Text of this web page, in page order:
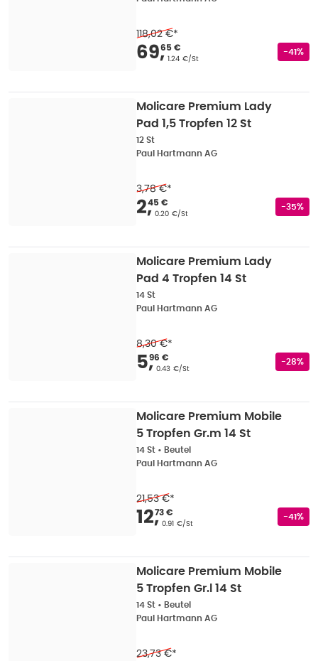
118,02 €*
Verkaufspreis
69,
65 €
Grundpreis
1.24 €/St
-41%
Molicare Premium Lady
Pad 1,5 Tropfen 12 St
12 St
Paul Hartmann AG
3,78 €*
Verkaufspreis 2,45
2,
45 €
Grundpreis
0.20 €/St
-35%
Molicare Premium Lady
Pad 4 Tropfen 14 St
14 St
Paul Hartmann AG
8,30 €*
Verkaufspreis 5,96
5,
96 €
Grundpreis
0.43 €/St
-28%
Molicare Premium Mobile
5 Tropfen Gr.m 14 St
14 St • Beutel
Paul Hartmann AG
21,53 €*
Verkaufspreis
12,
73 €
Grundpreis
0.91 €/St
-41%
Molicare Premium Mobile
5 Tropfen Gr.l 14 St
14 St • Beutel
Paul Hartmann AG
23,73 €*